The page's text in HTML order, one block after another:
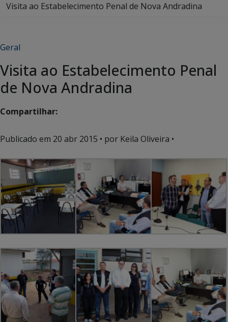
Visita ao Estabelecimento Penal de Nova Andradina
Geral
Visita ao Estabelecimento Penal
de Nova Andradina
Compartilhar:
Publicado em 20 abr 2015 • por Keila Oliveira •